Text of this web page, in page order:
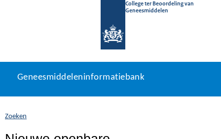
College ter Beoordeling van
Geneesmiddelen
naar
Geneesmiddeleninformatiebank
U
zich
hier:
Geneesmiddeleninformatiebank
Zoeken